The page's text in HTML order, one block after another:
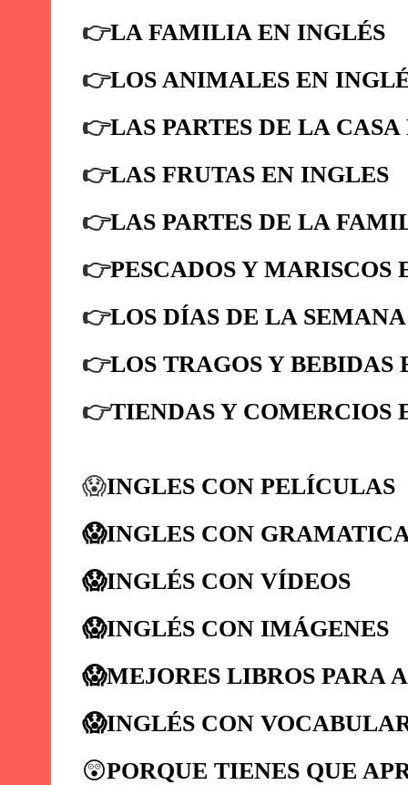
👉LA FAMILIA EN INGLÉS
👉LOS ANIMALES EN
👉LAS PARTES DE LA
👉LAS FRUTAS EN INGLES
👉LAS PARTES DE LA
👉PESCADOS Y MARISCOS
👉LOS DÍAS DE LA
👉LOS TRAGOS Y BEBIDAS
👉TIENDAS Y COMERCIOS
😱INGLES CON PELÍCULAS
😱INGLES CON
😱INGLÉS CON VÍDEOS
😱INGLÉS CON IMÁGENES
😱MEJORES LIBROS PARA
😱INGLÉS CON
😲PORQUE TIENES QUE